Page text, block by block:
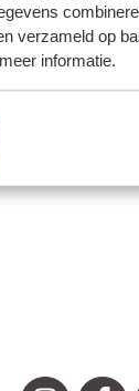
verzameld op
informatie.